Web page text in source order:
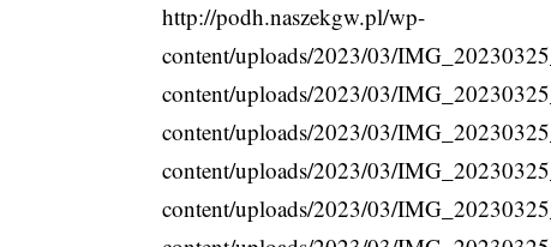
http://podh.naszekgw.pl/wp-
content/uploads/2023/03/
content/uploads/2023/03/
content/uploads/2023/03/
content/uploads/2023/03/
content/uploads/2023/03/